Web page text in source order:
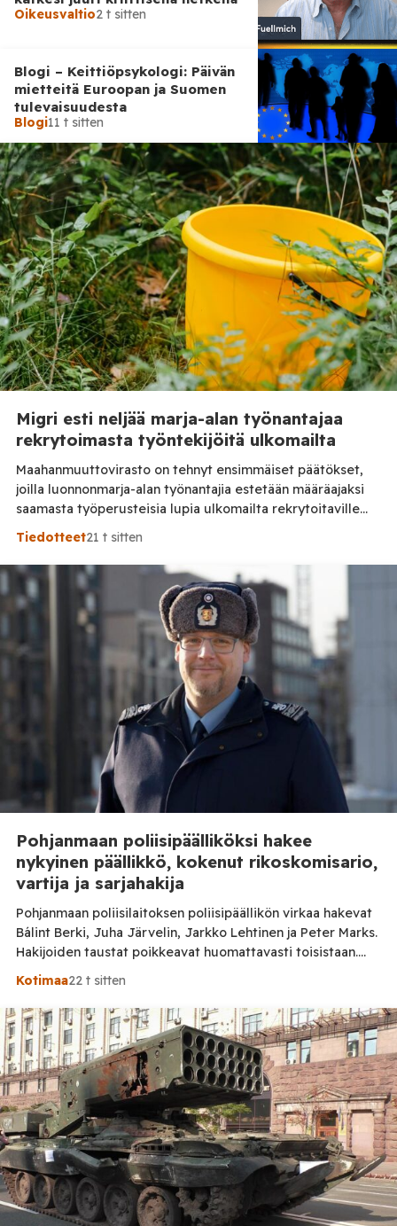
Oikeusvaltio2 t sitten
Blogi – Keittiöpsykologi: Päivän
mietteitä Euroopan ja Suomen
tulevaisuudesta
Blogi11 t sitten
Blogi19 t sitten
Perhosefekti
Migri esti neljää marja-alan työnantajaa
rekrytoimasta työntekijöitä ulkomailta
Maahanmuuttovirasto on tehnyt ensimmäiset päätökset,
joilla luonnonmarja-alan työnantajia estetään määräajaksi
saamasta työperusteisia lupia ulkomailta rekrytoitaville
työntekijöille. Päätösten taustalla ovat työnantajien
Maahanmuuttovirasto on kevään ja kesän 2026 aikana
harkinnut lupien myöntämisestä pidättäytymistä noin 20
luonnonmarja-alalla toimivan työnantajan kohdalla. Tilaa
Posi TV – tuellasi riippumaton suomalainen uutisointi
jatkuu myös tulevaisuudessa. Yhdelletoista työnantajalle
on lähetetty […]
Tiedotteet21 t sitten
Pohjanmaan poliisipäälliköksi hakee
nykyinen päällikkö, kokenut rikoskomisario,
vartija ja sarjahakija
Pohjanmaan poliisilaitoksen poliisipäällikön virkaa hakevat
Bálint Berki, Juha Järvelin, Jarkko Lehtinen ja Peter Marks.
Hakijoiden taustat poikkeavat huomattavasti toisistaan.
Poliisihallitus nimittää poliisipäällikön enintään viiden
2026 alkaen, ja sen virkapaikkana on Vaasa. Poliisipäällikkö
vastaa muun muassa poliisilaitoksen toiminnan, talouden ja
henkilöstön johtamisesta sekä poliisipalvelujen
järjestämisestä laitoksen alueella. Tilaa Posi […]
Kotimaa22 t sitten